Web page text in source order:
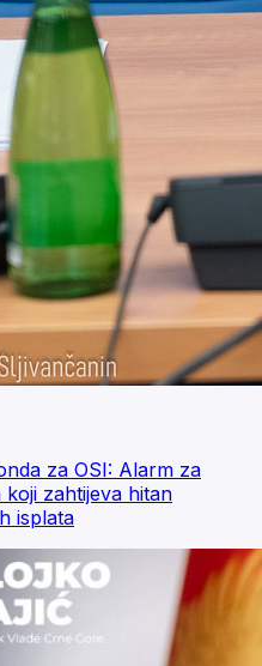
za OSI: Alarm za
zahtijeva hitan
isplata